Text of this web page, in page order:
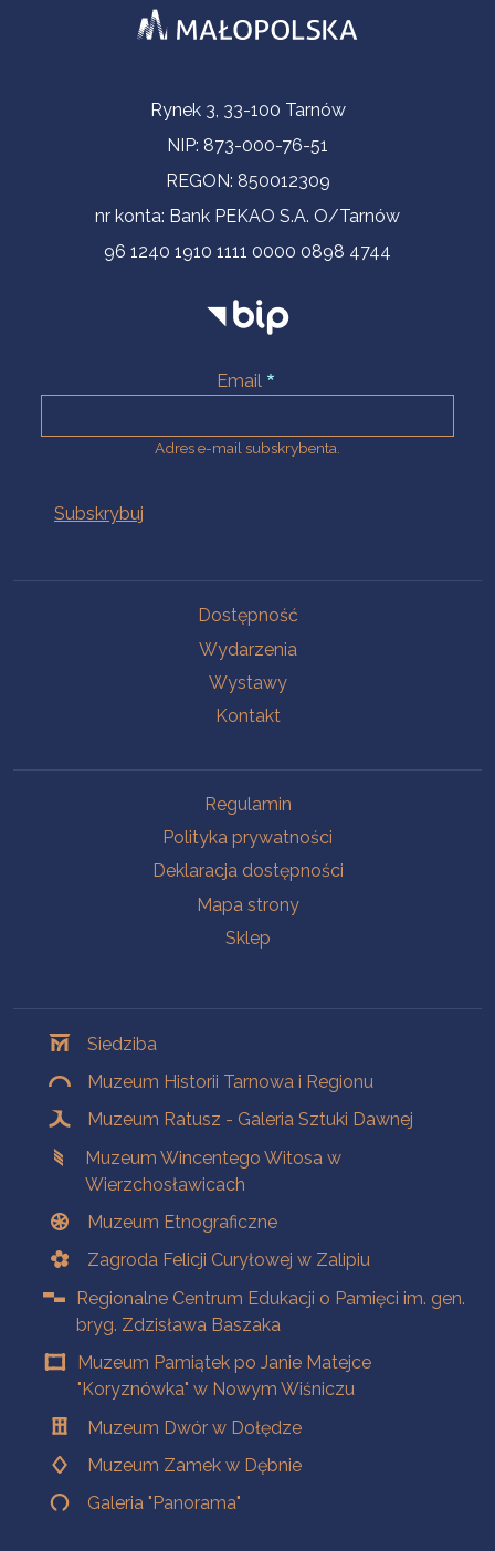
Informacje kontaktoweRynek 3, 33-100 Tarnów
NIP: 873-000-76-51
REGON: 850012309
nr konta: Bank PEKAO S.A. O/Tarnów
96 1240 1910 1111 0000 0898 4744
Email
Adres e-mail subskrybenta.
Dostępność
Wydarzenia
Wystawy
Kontakt
Regulamin
Polityka prywatności
Deklaracja dostępności
Mapa strony
Sklep
Siedziba
Muzeum Historii Tarnowa i Regionu
Muzeum Ratusz - Galeria Sztuki Dawnej
Muzeum Wincentego Witosa w
Wierzchosławicach
Muzeum Etnograficzne
Zagroda Felicji Curyłowej w Zalipiu
Regionalne Centrum Edukacji o Pamięci im. gen.
bryg. Zdzisława Baszaka
Muzeum Pamiątek po Janie Matejce
"Koryznówka" w Nowym Wiśniczu
Muzeum Dwór w Dołędze
Muzeum Zamek w Dębnie
Galeria "Panorama"